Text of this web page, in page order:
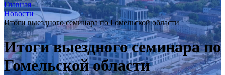
Главная
Новости
Итоги выездного семинара по Гомельской области
Итоги выездного семинара по
Гомельской области